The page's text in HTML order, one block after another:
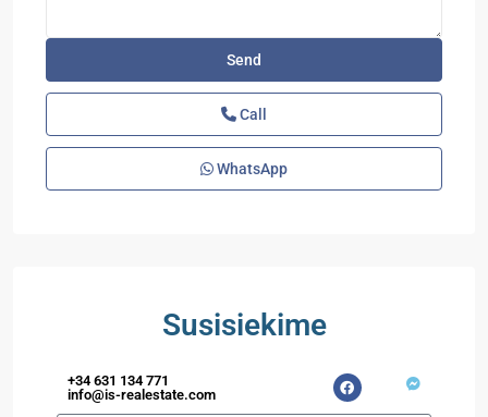
Call
WhatsApp
Susisiekime
+34 631 134 771
info@is-realestate.com